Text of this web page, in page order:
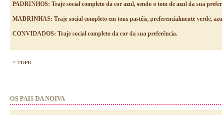
PADRINHOS: Traje social completo da cor azul, sendo o tom de azul da sua
MADRINHAS: Traje social completo em tons pastéis, preferencialmente verde,
CONVIDADOS: Traje social completo da cor da sua preferência.
^ TOPO
OS PAIS DA NOIVA